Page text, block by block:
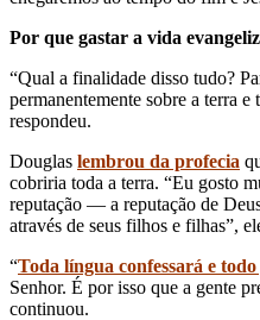
Por que gastar a vida
“Qual a finalidade disso tudo?
permanentemente sobre a terra e
respondeu.
Douglas lembrou da profecia
cobriria toda a terra. “Eu gosto
reputação — a reputação de
através de seus filhos e filhas”,
“Toda língua confessará e
Senhor. É por isso que a gente
continuou.